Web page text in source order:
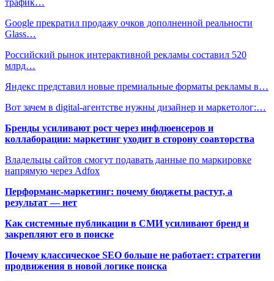
трафик…
Google прекратил продажу очков дополненной реальности
Glass…
Российский рынок интерактивной рекламы составил 520
млрд…
Яндекс представил новые премиальные форматы рекламы в…
Вот зачем в digital-агентстве нужны дизайнер и маркетолог:…
Бренды усиливают рост через инфлюенсеров и
коллаборации: маркетинг уходит в сторону соавторства
Владельцы сайтов смогут подавать данные по маркировке
напрямую через Adfox
Перформанс-маркетинг: почему бюджеты растут, а
результат — нет
Как системные публикации в СМИ усиливают бренд и
закрепляют его в поиске
Почему классическое SEO больше не работает: стратегии
продвижения в новой логике поиска